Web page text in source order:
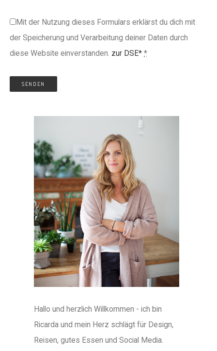
Mit der Nutzung dieses Formulars erklärst du dich mit
der Speicherung und Verarbeitung deiner Daten durch
diese Website einverstanden. zur DSE* *
Hallo und herzlich Willkommen - ich bin
Ricarda und mein Herz schlägt für Design,
Reisen, gutes Essen und Social Media.